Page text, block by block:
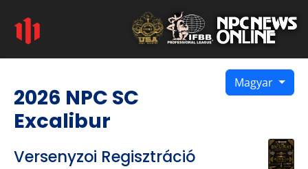
Magyar
2026 NPC SC
Excalibur
Versenyzoi Regisztráció